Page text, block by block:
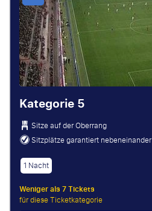
Kategorie 5
Sitze auf der Oberrang
Sitzplätze garantiert nebeneinander
1 Nacht
Weniger als 7 Tickets
für diese Ticketkategorie